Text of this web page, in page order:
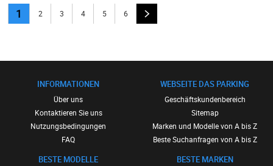
1 2 3 4 5 6
INFORMATIONEN
Über uns
Kontaktieren Sie uns
Nutzungsbedingungen
FAQ
BESTE MODELLE
WEBSEITE DAS PARKING
Geschäftskundenbereich
Sitemap
Marken und Modelle von A bis Z
Beste Suchanfragen von A bis Z
BESTE MARKEN